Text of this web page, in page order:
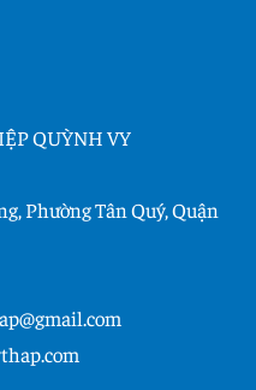
QUỲNH VY
Phường Tân Quý, Quận